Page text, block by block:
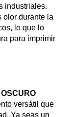
industriales.
olor durante la
lo que lo
para imprimir
versátil que
Ya seas un